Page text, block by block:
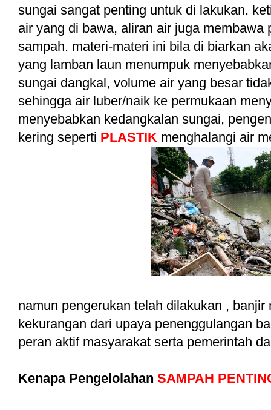
sungai sangat penting untuk di lakukan.
air yang di bawa, aliran air juga membawa
sampah. materi-materi ini bila di biarkan
yang lamban laun menumpuk
sungai dangkal, volume air yang besar
sehingga air luber/naik ke permukaan
menyebabkan kedangkalan sungai,
kering seperti PLASTIK menghalangi air
namun pengerukan telah dilakukan ,
kekurangan dari upaya penenggulangan
peran aktif masyarakat serta pemerintah
Kenapa Pengelolahan SAMPAH